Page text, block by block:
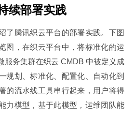
续部署实践
了腾讯织云平台的部署实践。下图
图，在织云平台中，将标准化的运
服务集群在织云 CMDB 中被定义成
规划、标准化、配置化、自动化到
的流水线工具串行起来，用户将得
力模型，基于此模型，运维团队能